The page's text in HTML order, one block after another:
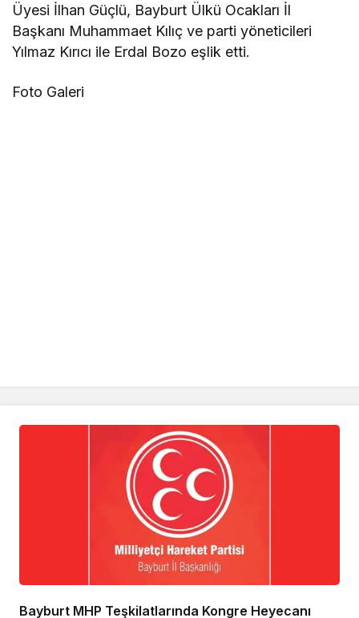
Üyesi İlhan Güçlü, Bayburt Ülkü Ocakları İl
Başkanı Muhammaet Kılıç ve parti yöneticileri
Yılmaz Kırıcı ile Erdal Bozo eşlik etti.
Foto Galeri
Bayburt MHP Teşkilatlarında Kongre Heyecanı